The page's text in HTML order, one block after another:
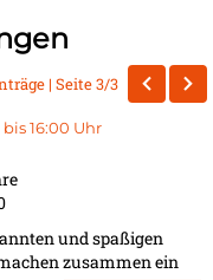
| Seite 3/3
bis 16:00 Uhr
und spaßigen
zusammen ein